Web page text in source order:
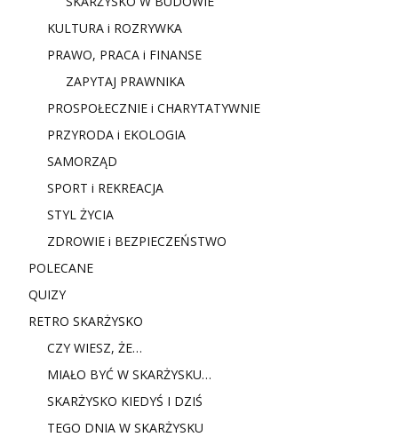
KULTURA i ROZRYWKA
PRAWO, PRACA i FINANSE
ZAPYTAJ PRAWNIKA
PROSPOŁECZNIE i CHARYTATYWNIE
PRZYRODA i EKOLOGIA
SAMORZĄD
SPORT i REKREACJA
STYL ŻYCIA
ZDROWIE i BEZPIECZEŃSTWO
POLECANE
QUIZY
RETRO SKARŻYSKO
CZY WIESZ, ŻE…
MIAŁO BYĆ W SKARŻYSKU…
SKARŻYSKO KIEDYŚ I DZIŚ
TEGO DNIA W SKARŻYSKU